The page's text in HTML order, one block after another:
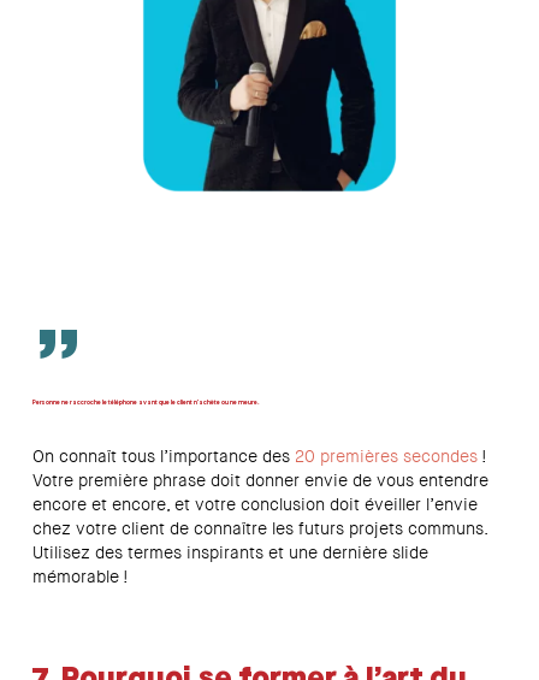
”
Personne ne raccroche le téléphone avant que le client n'achète ou ne meure.
On connaît tous l’importance des 20 premières secondes !
Votre première phrase doit donner envie de vous entendre
encore et encore, et votre conclusion doit éveiller l’envie
chez votre client de connaître les futurs projets communs.
Utilisez des termes inspirants et une dernière slide
mémorable !